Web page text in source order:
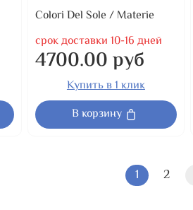
Colori Del Sole / Materie
срок доставки 10-16 дней
4700.00 руб
Купить в 1 клик
В корзину
1 2